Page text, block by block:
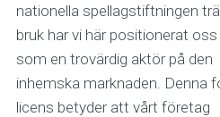
nationella spellagstiftningen
bruk har vi här positionerat
som en trovärdig aktör på den
inhemska marknaden. Denna
licens betyder att vårt företag